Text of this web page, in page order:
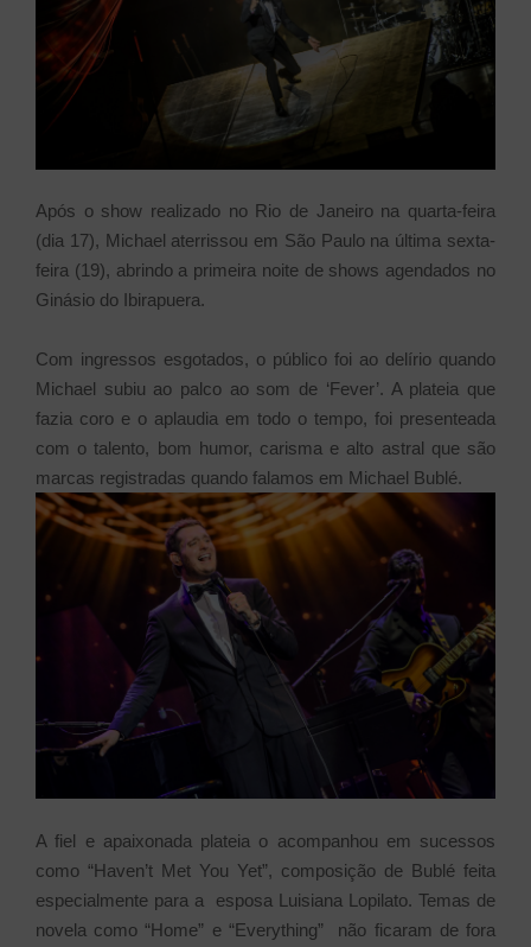
Após o show realizado no Rio de Janeiro na quarta-feira
(dia 17), Michael aterrissou em São Paulo na última sexta-
feira (19), abrindo a primeira noite de shows agendados no
Ginásio do Ibirapuera.
Com ingressos esgotados, o público foi ao delírio quando
Michael subiu ao palco ao som de ‘Fever’. A plateia que
fazia coro e o aplaudia em todo o tempo, foi presenteada
com o talento, bom humor, carisma e alto astral que são
marcas registradas quando falamos em Michael Bublé.
A fiel e apaixonada plateia o acompanhou em sucessos
como “Haven’t Met You Yet”, composição de Bublé feita
especialmente para a esposa Luisiana Lopilato. Temas de
novela como “Home” e “Everything” não ficaram de fora